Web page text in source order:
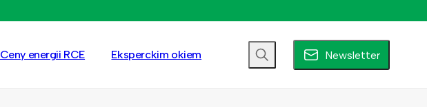
Ceny energii RCE Eksperckim okiem Newsletter